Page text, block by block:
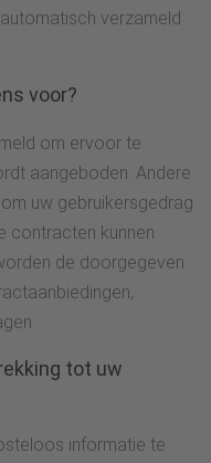
verzameld
voor?
om ervoor te
aangeboden. Andere
uw gebruikersgedrag
contracten kunnen
de doorgegeven
tot uw
informatie te